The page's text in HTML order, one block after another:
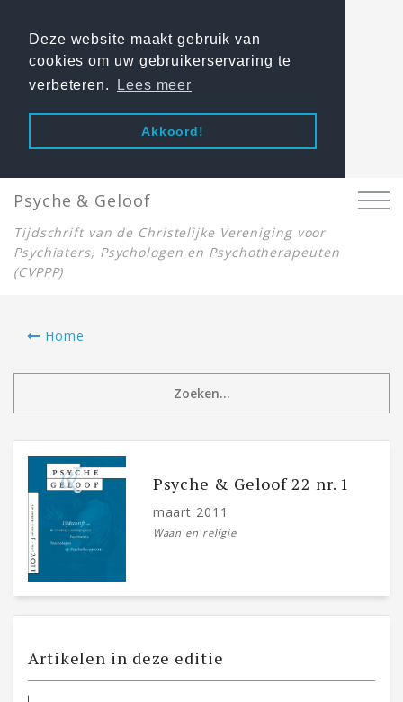
Deze website maakt gebruik van
cookies om uw gebruikerservaring te
verbeteren.
Lees meer
Akkoord!
Psyche & Geloof
Tijdschrift van de Christelijke Vereniging voor
Psychiaters, Psychologen en Psychotherapeuten
(CVPPP)
Home
Psyche & Geloof 22 nr. 1
maart 2011
Waan en religie
Artikelen in deze editie